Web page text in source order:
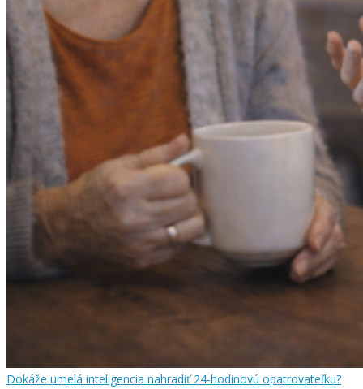
Dokáže umelá inteligencia nahradiť 24-hodinovú opatrovateľku?